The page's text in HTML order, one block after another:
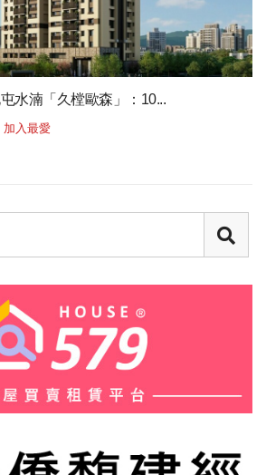
水湳「久樘歐森」：10...
加入最愛